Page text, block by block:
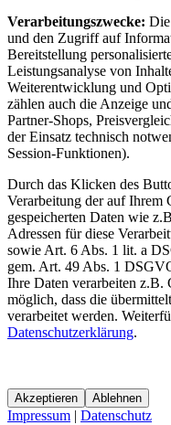
Verarbeitungszwecke:
und den Zugriff auf
Bereitstellung
Leistungsanalyse von
Weiterentwicklung und
zählen auch die Anzeige
Partner-Shops,
der Einsatz technisch
Session-Funktionen).
Durch das Klicken des
Verarbeitung der auf Ihrem
gespeicherten Daten wie
Adressen für diese
sowie Art. 6 Abs. 1 lit. a
gem. Art. 49 Abs. 1
Ihre Daten verarbeiten z.B.
möglich, dass die
verarbeitet werden.
Datenschutzerklärung.
Akzeptieren Ablehnen
Impressum | Datenschutz